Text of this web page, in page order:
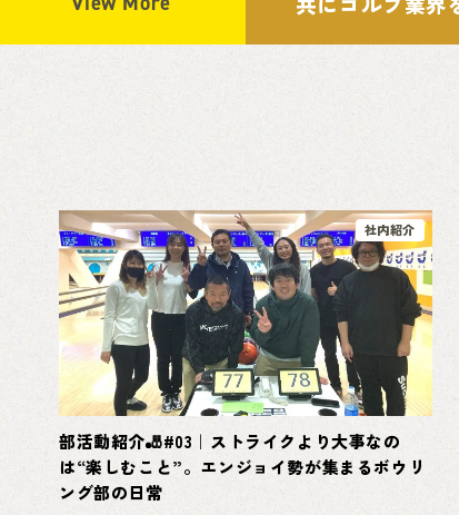
社内紹介
部活動紹介🎳#03｜ストライクより大事なの
は“楽しむこと”。エンジョイ勢が集まるボウリ
ング部の日常